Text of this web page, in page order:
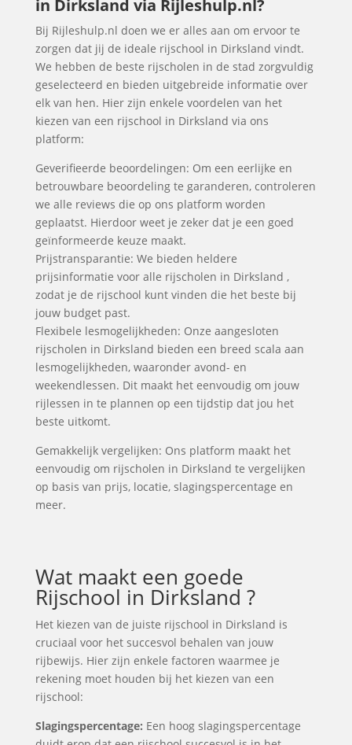
in Dirksland via Rijleshulp.nl?
Bij Rijleshulp.nl doen we er alles aan om ervoor te
zorgen dat jij de ideale rijschool in Dirksland vindt.
We hebben de beste rijscholen in de stad zorgvuldig
geselecteerd en bieden uitgebreide informatie over
elk van hen. Hier zijn enkele voordelen van het
kiezen van een rijschool in Dirksland via ons
platform:
Geverifieerde beoordelingen: Om een eerlijke en
betrouwbare beoordeling te garanderen, controleren
we alle reviews die op ons platform worden
geplaatst. Hierdoor weet je zeker dat je een goed
geïnformeerde keuze maakt.
Prijstransparantie: We bieden heldere
prijsinformatie voor alle rijscholen in Dirksland ,
zodat je de rijschool kunt vinden die het beste bij
jouw budget past.
Flexibele lesmogelijkheden: Onze aangesloten
rijscholen in Dirksland bieden een breed scala aan
lesmogelijkheden, waaronder avond- en
weekendlessen. Dit maakt het eenvoudig om jouw
rijlessen in te plannen op een tijdstip dat jou het
beste uitkomt.
Gemakkelijk vergelijken: Ons platform maakt het
eenvoudig om rijscholen in Dirksland te vergelijken
op basis van prijs, locatie, slagingspercentage en
meer.
Wat maakt een goede
Rijschool in Dirksland ?
Het kiezen van de juiste rijschool in Dirksland is
cruciaal voor het succesvol behalen van jouw
rijbewijs. Hier zijn enkele factoren waarmee je
rekening moet houden bij het kiezen van een
rijschool:
Slagingspercentage: Een hoog slagingspercentage